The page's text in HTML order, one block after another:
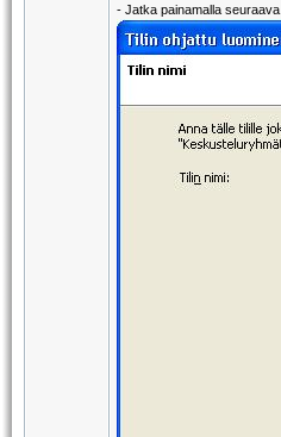
- Jatka painamalla seuraava.